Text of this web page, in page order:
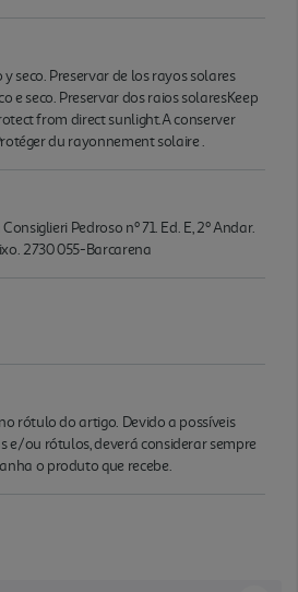
seco. Preservar de los rayos solares
e seco. Preservar dos raios solaresKeep
from direct sunlight.A conserver
du rayonnement solaire .
Pedroso nº 71. Ed. E, 2º Andar.
2730 055-Barcarena
rótulo do artigo. Devido a possíveis
e/ou rótulos, deverá considerar sempre
o produto que recebe.